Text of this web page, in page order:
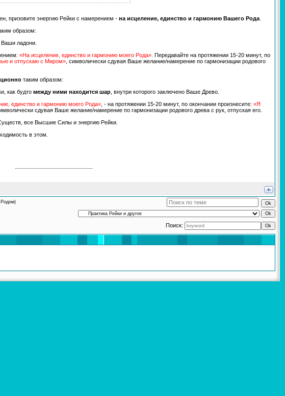
призовите энергию Рейки с намерением - на исцеление, единство и гармонию Вашего Рода
образом:
ладони.
«На исцеление, единство и гармонию моего Рода» . Передавайте на протяжении 15-20 минут, по
и отпускаю с Миром» , символически сдувая Ваше желание/намерение по гармонизации родового
таким образом:
как будто между ними находится шар , внутри которого заключено Ваше Древо.
единство и гармонию моего Рода» , - на протяжении 15-20 минут, по окончании произнесите: «Я
сдувая Ваше желание/намерение по гармонизации родового древа с рук, отпуская его.
все Высшие Силы и энергию Рейки.
в этом.
Родом)
Поиск: